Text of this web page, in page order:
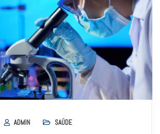
ADMIN SAÚDE